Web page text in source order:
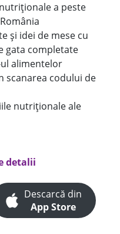
a peste
și idei de mese cu
gata completate
alimentelor
scanarea codului de
nutriționale ale
detalii
Descarcă din
App Store